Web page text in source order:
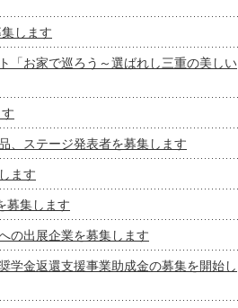
します
「お家で巡ろう～選ばれし三重の美しい
、ステージ発表者を募集します
ます
募集します
の出展企業を募集します
学金返還支援事業助成金の募集を開始し